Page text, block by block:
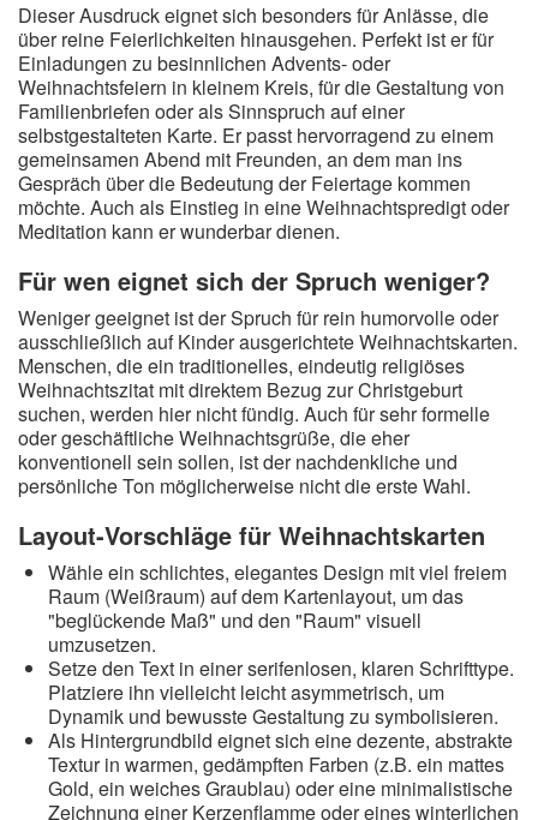
Dieser Ausdruck eignet sich besonders für Anlässe, die
über reine Feierlichkeiten hinausgehen. Perfekt ist er für
Einladungen zu besinnlichen Advents- oder
Weihnachtsfeiern in kleinem Kreis, für die Gestaltung von
Familienbriefen oder als Sinnspruch auf einer
selbstgestalteten Karte. Er passt hervorragend zu einem
gemeinsamen Abend mit Freunden, an dem man ins
Gespräch über die Bedeutung der Feiertage kommen
möchte. Auch als Einstieg in eine Weihnachtspredigt oder
Meditation kann er wunderbar dienen.
Für wen eignet sich der Spruch weniger?
Weniger geeignet ist der Spruch für rein humorvolle oder
ausschließlich auf Kinder ausgerichtete Weihnachtskarten.
Menschen, die ein traditionelles, eindeutig religiöses
Weihnachtszitat mit direktem Bezug zur Christgeburt
suchen, werden hier nicht fündig. Auch für sehr formelle
oder geschäftliche Weihnachtsgrüße, die eher
konventionell sein sollen, ist der nachdenkliche und
persönliche Ton möglicherweise nicht die erste Wahl.
Layout-Vorschläge für Weihnachtskarten
Wähle ein schlichtes, elegantes Design mit viel freiem
Raum (Weißraum) auf dem Kartenlayout, um das
"beglückende Maß" und den "Raum" visuell
umzusetzen.
Setze den Text in einer serifenlosen, klaren Schrifttype.
Platziere ihn vielleicht leicht asymmetrisch, um
Dynamik und bewusste Gestaltung zu symbolisieren.
Als Hintergrundbild eignet sich eine dezente, abstrakte
Textur in warmen, gedämpften Farben (z.B. ein mattes
Gold, ein weiches Graublau) oder eine minimalistische
Zeichnung einer Kerzenflamme oder eines winterlichen